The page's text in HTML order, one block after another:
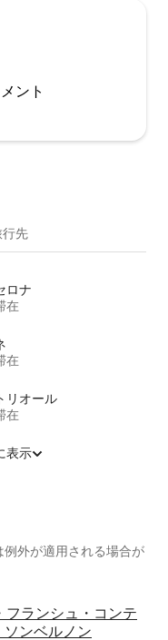
ント
先
ロナ
在
在
リオール
在
表示
外が適用される場合が
フランシュ・コンテ
ンベルノン